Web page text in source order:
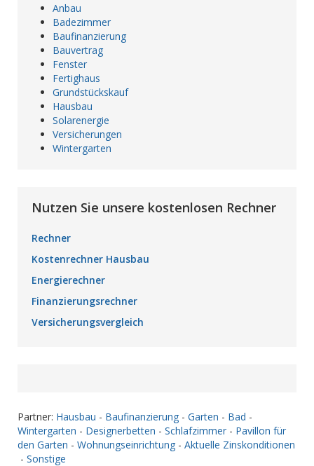
Anbau
Badezimmer
Baufinanzierung
Bauvertrag
Fenster
Fertighaus
Grundstückskauf
Hausbau
Solarenergie
Versicherungen
Wintergarten
Nutzen Sie unsere kostenlosen Rechner
Rechner
Kostenrechner Hausbau
Energierechner
Finanzierungsrechner
Versicherungsvergleich
Partner: Hausbau - Baufinanzierung - Garten - Bad -
Wintergarten - Designerbetten - Schlafzimmer - Pavillon für
den Garten - Wohnungseinrichtung - Aktuelle Zinskonditionen
- Sonstige